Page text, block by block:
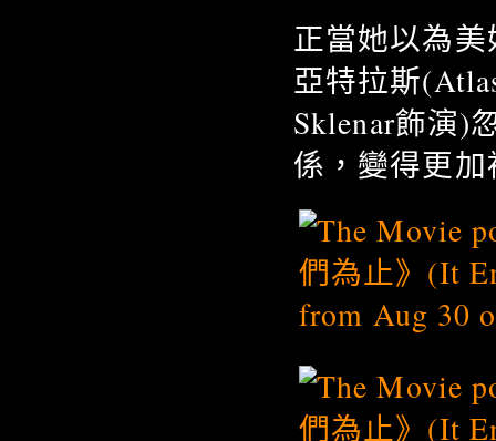
正當她以為
亞特拉斯
Sklenar飾演)
係，變得更